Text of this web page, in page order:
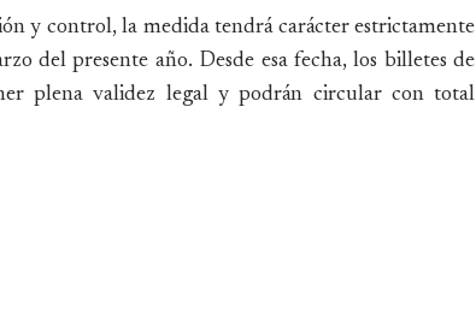
y control, la medida tendrá carácter estrictamente
del presente año. Desde esa fecha, los billetes de
plena validez legal y podrán circular con total